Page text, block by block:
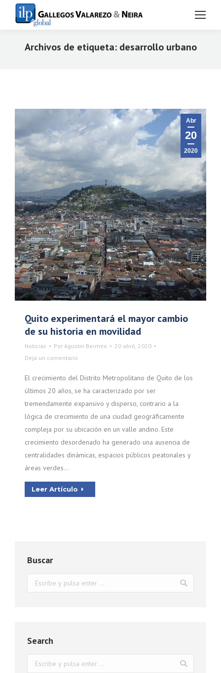
Archivos de etiqueta: desarrollo urbano
Abr
20
2020
Quito experimentará el mayor cambio
de su historia en movilidad
Noticias Por Agustin Bermeo
20 abril, 2020
Deja un comentario
El crecimiento del Distrito Metropolitano de Quito de los
últimos 20 años, se ha caracterizado por ser
tremendamente expansivo y disperso, contrario a la
lógica de crecimiento de una ciudad geográficamente
compleja por su ubicación en un valle andino. Este
crecimiento desordenado ha generado una ausencia de
centralidades dinámicas, espacios públicos peatonales y
áreas verdes…
Leer Artículo
Buscar
Buscar:
Search
Buscar: